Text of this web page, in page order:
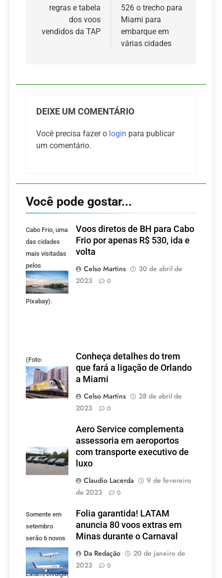
Post
regras e tabela
dos voos
vendidos da TAP
526 o trecho para
Miami para
embarque em
várias cidades
DEIXE UM COMENTÁRIO
Você precisa fazer o login para publicar
um comentário.
Você pode gostar...
Cabo Frio, uma
das cidades
mais visitadas
pelos
mineiros.
(Foto:
Pixabay).
Voos diretos de BH para Cabo
Frio por apenas R$ 530, ida e
volta
Celso Martins
30 de abril de
2023
0
(Foto:
divulgação)
Conheça detalhes do trem
que fará a ligação de Orlando
a Miami
Celso Martins
28 de abril de
2023
0
Aero Service complementa
assessoria em aeroportos
com transporte executivo de
luxo
Claudio Lacerda
9 de fevereiro
de 2023
0
Somente em
setembro
serão 6 novos
voos criados
pela LATAM.
Latam/Divulgação)
Folia garantida! LATAM
anuncia 80 voos extras em
Minas durante o Carnaval
Da Redação
20 de janeiro de
2023
0